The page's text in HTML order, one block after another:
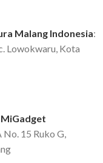
Malang Indonesia:
Lowokwaru, Kota
No. 15 Ruko G,